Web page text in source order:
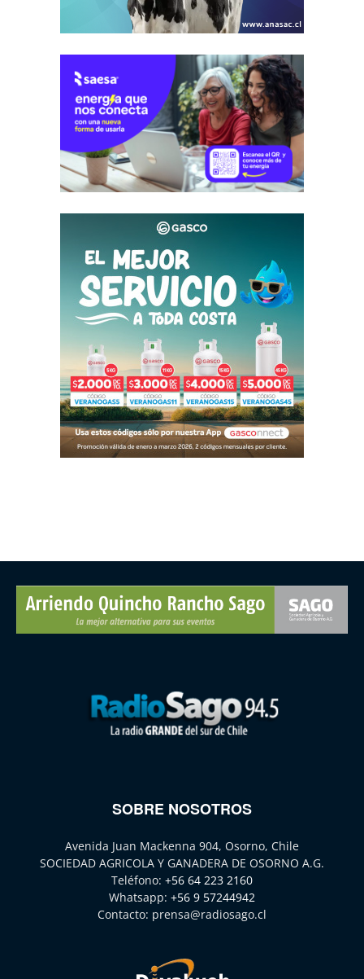
SOBRE NOSOTROS
Avenida Juan Mackenna 904, Osorno, Chile
SOCIEDAD AGRICOLA Y GANADERA DE OSORNO A.G.
Teléfono: +56 64 223 2160
Whatsapp: +56 9 57244942
Contacto: prensa@radiosago.cl